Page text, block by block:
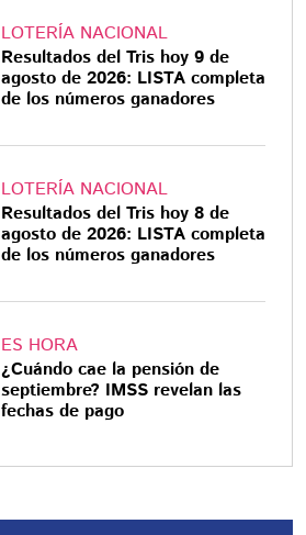
LOTERÍA NACIONAL
Resultados del Tris hoy 9 de
agosto de 2026: LISTA completa
de los números ganadores
LOTERÍA NACIONAL
Resultados del Tris hoy 8 de
agosto de 2026: LISTA completa
de los números ganadores
ES HORA
¿Cuándo cae la pensión de
septiembre? IMSS revelan las
fechas de pago